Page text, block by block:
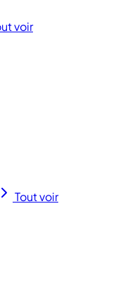
voir
Tout voir